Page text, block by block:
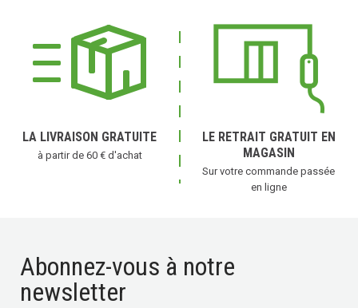
LA LIVRAISON GRATUITE
à partir de 60 € d'achat
LE RETRAIT GRATUIT EN
MAGASIN
Sur votre commande passée
en ligne
Abonnez-vous à notre
newsletter